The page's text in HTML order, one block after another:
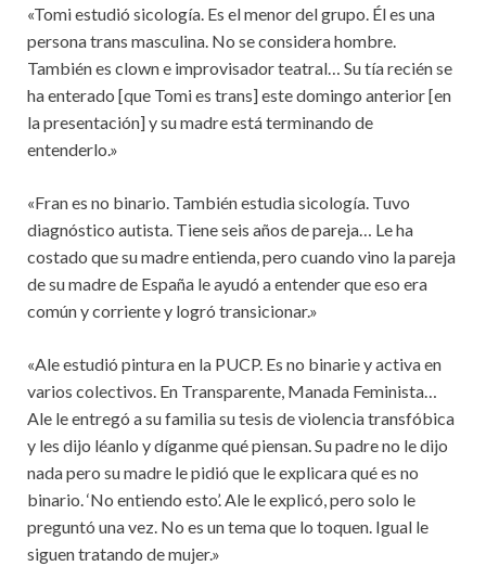
«Tomi estudió sicología. Es el menor del grupo. Él es una
persona trans masculina. No se considera hombre.
También es clown e improvisador teatral… Su tía recién se
ha enterado [que Tomi es trans] este domingo anterior [en
la presentación] y su madre está terminando de
entenderlo.»
«Fran es no binario. También estudia sicología. Tuvo
diagnóstico autista. Tiene seis años de pareja… Le ha
costado que su madre entienda, pero cuando vino la pareja
de su madre de España le ayudó a entender que eso era
común y corriente y logró transicionar.»
«Ale estudió pintura en la PUCP. Es no binarie y activa en
varios colectivos. En Transparente, Manada Feminista…
Ale le entregó a su familia su tesis de violencia transfóbica
y les dijo léanlo y díganme qué piensan. Su padre no le dijo
nada pero su madre le pidió que le explicara qué es no
binario. ‘No entiendo esto’. Ale le explicó, pero solo le
preguntó una vez. No es un tema que lo toquen. Igual le
siguen tratando de mujer.»